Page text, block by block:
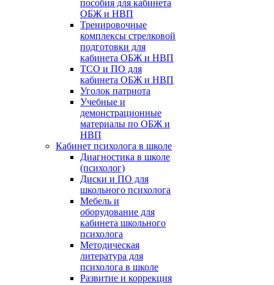
пособия для кабинета
ОБЖ и НВП
Тренировочные
комплексы стрелковой
подготовки для
кабинета ОБЖ и НВП
ТСО и ПО для
кабинета ОБЖ и НВП
Уголок патриота
Учебные и
демонстрационные
материалы по ОБЖ и
НВП
Кабинет психолога в школе
Диагностика в школе
(психолог)
Диски и ПО для
школьного психолога
Мебель и
оборудование для
кабинета школьного
психолога
Методическая
литература для
психолога в школе
Развитие и коррекция